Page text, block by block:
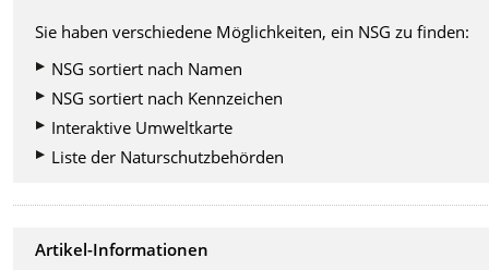
Sie haben verschiedene Möglichkeiten, ein NSG zu finden:
NSG sortiert nach Namen
NSG sortiert nach Kennzeichen
Interaktive Umweltkarte
Liste der Naturschutzbehörden
Artikel-Informationen